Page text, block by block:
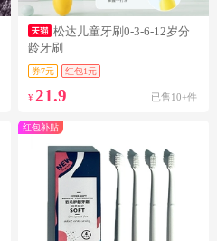
松达儿童牙刷0-3-6-12岁分
龄牙刷
券7元 红包1元
¥21.9 已售10+件
红包补贴